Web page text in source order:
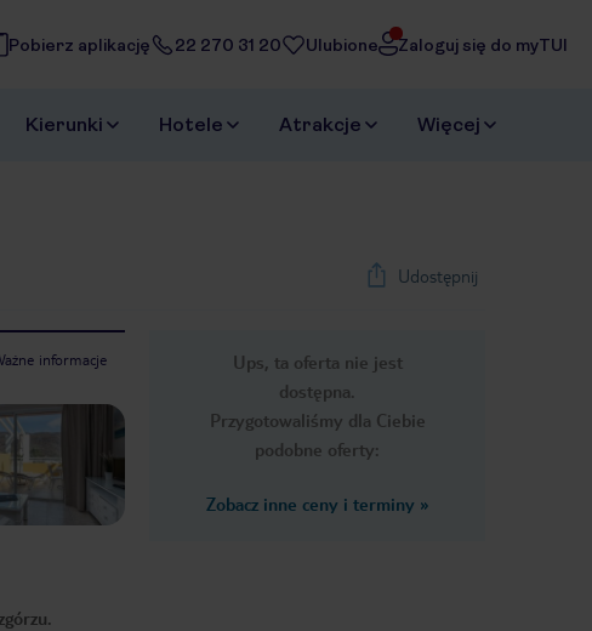
Pobierz aplikację 22 270 31 20 Ulubione Zaloguj się do myTUI
Kierunki Hotele Atrakcje Więcej
Udostępnij
Ups, ta oferta nie jest
dostępna.
Przygotowaliśmy dla Ciebie
podobne oferty:
Zobacz inne ceny i terminy »
informacje
Next slide
1/8